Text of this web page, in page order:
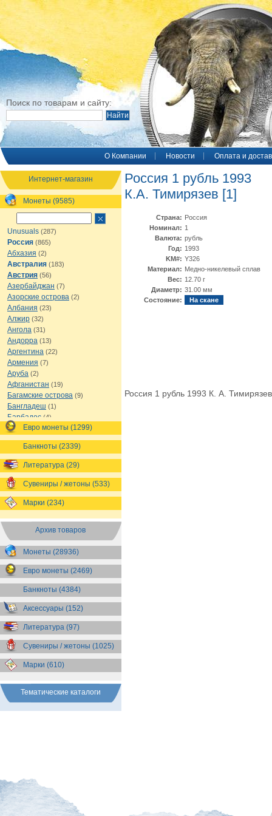
Поиск по товарам и сайту:
O Компании Новости Оплата и
Интернет-магазин
Монеты (9585)
Unusuals (287)
Россия (865)
Абхазия (2)
Австралия (183)
Австрия (56)
Азербайджан (7)
Азорские острова (2)
Албания (23)
Алжир (32)
Ангола (31)
Андорра (13)
Аргентина (22)
Армения (7)
Аруба (2)
Афганистан (19)
Багамские острова (9)
Бангладеш (1)
Барбадос (4)
Бахрейн(1)
Беларусь(18)
Белиз(16)
Бельгия(69)
Бельгийское Конго(4)
Бенин(4)
Бермуды(1)
Болгария(43)
Босния и Герцеговина
Ботсвана
Бразилия(55)
Брит. Антарктические
территории(36)
Брит. Виргинские острова(47)
Брит. Восточная Африка
Брит. Западная Африка(25)
Брит. Ост-Индийская компания
(11)
Брит. территория в Индийском
океане(24)
Бруней(4)
Бурунди(2)
Бутан(10)
Ватикан(85)
Великобритания(308)
Венгрия(179)
Гайана(8)
Гамбия (11)
Евро монеты (1299)
Банкноты (2339)
Литература (29)
Сувениры / жетоны (533)
Марки (234)
Архив товаров
Монеты (28936)
Евро монеты (2469)
Банкноты (4384)
Аксессуары (152)
Литература (97)
Сувениры / жетоны (1025)
Марки (610)
Тематические каталоги
Россия 1 рубль 1993
К.А. Тимирязев [1]
Страна: Россия
Номинал: 1
Валюта: рубль
Год: 1993
KM#: Y326
Материал: Медно-никелевый сплав
Вес: 12.70 г
Диаметр: 31.00 мм
Состояние:
На скане
Россия 1 рубль 1993 К. А. Тимирязев